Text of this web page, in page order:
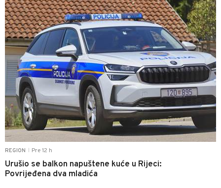
REGION Pre 12 h
Urušio se balkon napuštene kuće u Rijeci:
Povrijeđena dva mladića